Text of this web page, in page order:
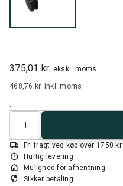
375,01 kr. ekskl. moms
468,76 kr. inkl. moms
Antal
local_shipping Fri fragt ved køb over 1750 kr.
timer Hurtig levering
home Mulighed for afhentning
security Sikker betaling